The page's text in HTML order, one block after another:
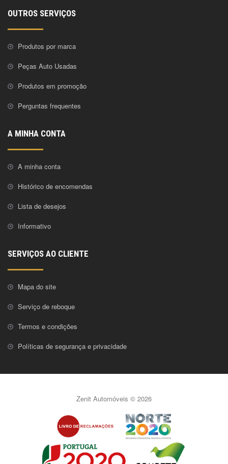
OUTROS SERVIÇOS
Produtos por marca
Peças Auto Usadas
Produtos em promoção
Perguntas frequentes
A MINHA CONTA
A minha conta
Histórico de encomendas
Lista de desejos
Informativo
SERVIÇOS AO CLIENTE
Mapa do site
Serviço de reboque
Termos e condições
Políticas de segurança e privacidade
Zenit Automóveis © 2026